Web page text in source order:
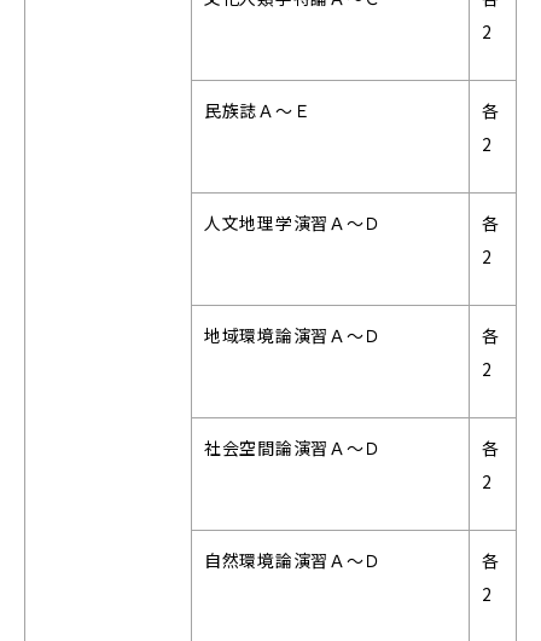
2
民族誌Ａ～Ｅ
各
2
人文地理学演習Ａ～Ｄ
各
2
地域環境論演習Ａ～Ｄ
各
2
社会空間論演習Ａ～Ｄ
各
2
自然環境論演習Ａ～Ｄ
各
2